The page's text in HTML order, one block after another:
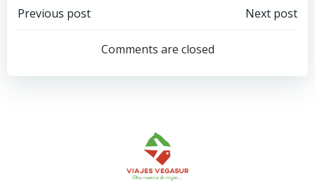
Navegación
entradas
Previous post
Navegación
de
entradas
Next post
Comments are closed